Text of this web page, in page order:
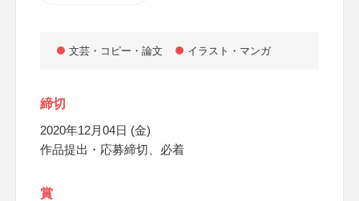
文芸・コピー・論文 イラスト・マンガ
締切
2020年12月04日 (金)
作品提出・応募締切、必着
賞